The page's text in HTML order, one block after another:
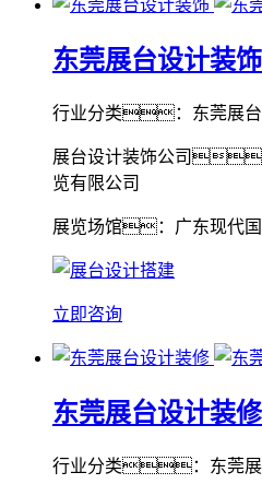
东莞展台设计装饰
行业分类：东莞展台
展台设计装饰公司
览有限公司
展览场馆：广东现代
立即咨询
东莞展台设计装修
行业分类：东莞展